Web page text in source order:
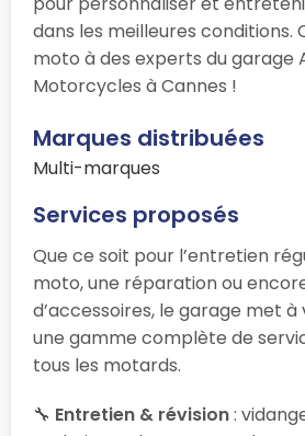
dans les meilleures conditions.
moto à des experts du garage
Motorcycles à Cannes !
Marques distribuées
Multi-marques
Services proposés
Que ce soit pour l’entretien
moto, une réparation ou
d’accessoires, le garage met à
une gamme complète de
tous les motards.
🔧 Entretien & révision: